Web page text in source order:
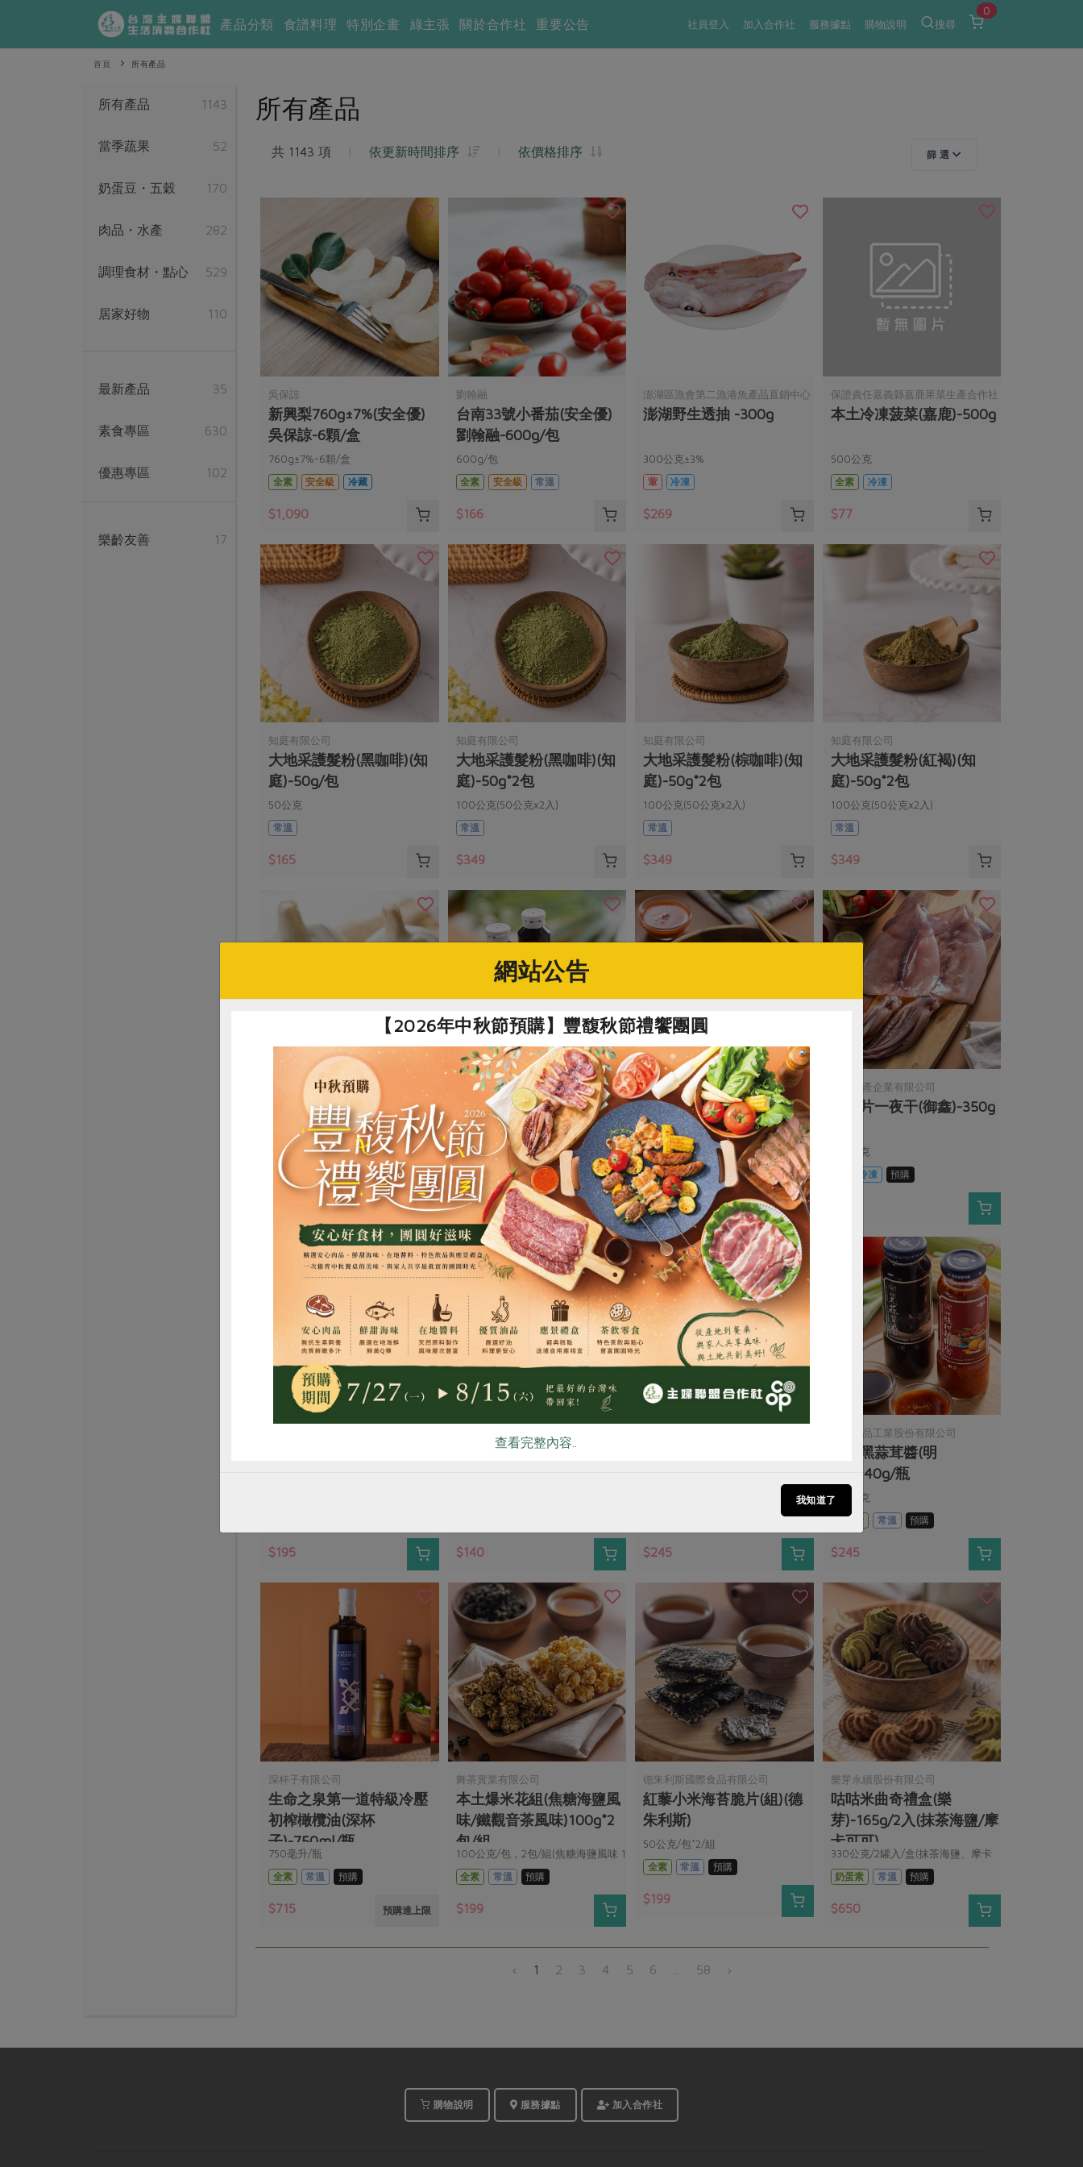
社員登入 加入合作社 服務據點 購物說明 搜尋
0
產品分類 食譜料理 特別企畫 綠主張 關於合作社 重要公告
首頁 所有產品
所有產品
共 1143 項 | 依更新時間排序 | 依價格排序 篩 選
吳保諒
新興梨760g±7%(安全優)
吳保諒-6顆/盒
760g±7%-6顆/盒
全素
安全級 冷藏
$1,090
劉翰融
台南33號小番茄(安全優)
劉翰融-600g/包
600g/包
全素
安全級 常溫
$166
澎湖區漁會第二漁港魚產品直銷中心
澎湖野生透抽 -300g
300公克±3%
葷
冷凍
$269
保證責任嘉義縣嘉鹿果菜生產合作社
本土冷凍菠菜(嘉鹿)-500g
500公克
全素
冷凍
$77
知庭有限公司
大地采護髮粉(黑咖啡)(知
庭)-50g/包
50公克
常溫
$165
知庭有限公司
大地采護髮粉(黑咖啡)(知
庭)-50g*2包
100公克(50公克x2入)
(內附乳膠手套1雙+浴帽2頂+使用說
常溫
$349
知庭有限公司
大地采護髮粉(棕咖啡)(知
庭)-50g*2包
100公克(50公克x2入)
(內附乳膠手套1雙+浴帽2頂+使用說
常溫
$349
知庭有限公司
大地采護髮粉(紅褐)(知
庭)-50g*2包
100公克(50公克x2入)
(內附乳膠手套1雙+浴帽2頂+使用說
常溫
$349
蒜頭(安A優)李新護-300g/
300g/袋
葷
安全級 常溫
百達醫企業有限公司
諾麗果黑棗元氣飲(百達醫
企業)-20mL*12
20mL/瓶，12瓶/盒
全素
常溫 預購
$550
品川實業股份有限公司
月亮花枝蝦餅(品川)-200g
200公克
葷
冷凍 預購
$210
御鑫水產企業有限公司
魷魚片一夜干(御鑫)-350g
350公克
冷凍 預購
$195
正鑫水產加工有限公司
虱目魚水餃(韭菜口
$140 $245
明德食品工業股份有限公司
清豐黑蒜茸醬(明
德)-240g/瓶
240公克
五辛素
常溫 預購
$245
深杯子有限公司
生命之泉第一道特級冷壓
初榨橄欖油(深杯
子)-750ml/瓶
750毫升/瓶
全素
常溫 預購
$715 預購達上限
舞茶實業有限公司
本土爆米花組(焦糖海鹽風
味/鐵觀音茶風味)100g*2
包/組
100公克/包，2包/組(焦糖海鹽風味 1
包+鐵觀音茶風味 1 包)
全素 常溫 預購
$199
德朱利斯國際食品有限公司
紅藜小米海苔脆片(組)(德
朱利斯)
50公克/包*2/組
全素
常溫 預購
$199
樂芽永續股份有限公司
咕咕米曲奇禮盒(樂
芽)-165g/2入(抹茶海鹽/摩
卡可可)
330公克/2罐入/盒(抹茶海鹽、摩卡
可可)
奶蛋素 常溫 預購
$650
‹ 1 2 3 4 5 6 58 ›
所有產品 1143
當季蔬果 52
奶蛋豆・五穀 170
肉品・水產 282
調理食材・點心 529
居家好物 110
最新產品 35
素食專區 630
優惠專區 102
樂齡友善 17
購物說明 服務據點 加入合作社
惜食 RPET 食譜 減硝酸鹽 雞蛋 食安 共同購買
網站公告
【2026年中秋節預購】豐馥秋節禮饗團圓
查看完整內容..
我知道了